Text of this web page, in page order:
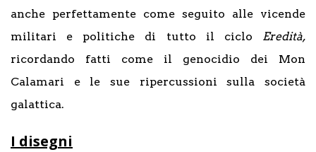
anche perfettamente come seguito alle vicende
militari e politiche di tutto il ciclo Eredità,
ricordando fatti come il genocidio dei Mon
Calamari e le sue ripercussioni sulla società
galattica.
I disegni